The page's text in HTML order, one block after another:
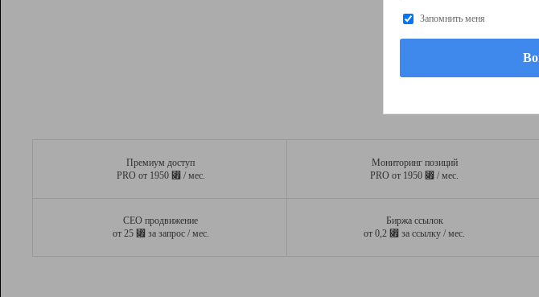
Премиум доступ
PRO от 1950 ⃏ / мес.
Мониторинг позиций
PRO от 1950 ⃏ / мес.
СЕО продвижение
от 25 ⃏ за запрос / мес.
Биржа ссылок
от 0,2 ⃏ за ссылку / мес.
Запомнить меня